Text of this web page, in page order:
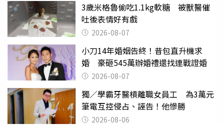
3歲米格魯偷吃1.1kg軟糖 被獸醫催
吐後表情好有戲
2026-08-07
小刀14年婚姻告終！昔包直升機求
婚 豪砸545萬辦婚禮還找連戰證婚
2026-08-07
獨／學霸牙醫槓離職女員工 為3萬元
筆電互控侵占、誣告！他慘勝
2026-08-06